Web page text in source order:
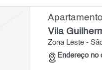
Vila
Zona Leste -
Endereço no